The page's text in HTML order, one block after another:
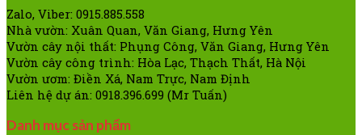
Zalo, Viber: 0915.885.558
Nhà vườn: Xuân Quan, Văn Giang, Hưng Yên
Vườn cây nội thất: Phụng Công, Văn Giang, Hưng Yên
Vườn cây công trình: Hòa Lạc, Thạch Thất, Hà Nội
Vườn ươm: Điền Xá, Nam Trực, Nam Định
Liên hệ dự án: 0918.396.699 (Mr Tuấn)
Danh mục sản phẩm